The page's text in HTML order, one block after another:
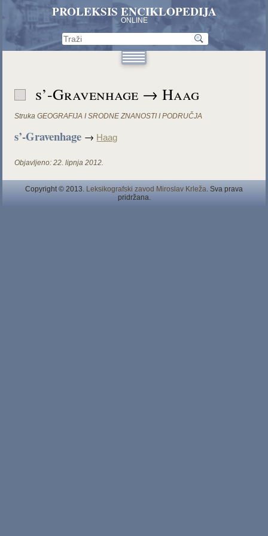
PROLEKSIS ENCIKLOPEDIJA
ONLINE
s’-Gravenhage → Haag
Struka GEOGRAFIJA I SRODNE ZNANOSTI I PODRUČJA
s’-Gravenhage → Haag
Objavljeno: 22. lipnja 2012.
Copyright © 2013. Leksikografski zavod Miroslav Krleža. Sva prava
pridržana.